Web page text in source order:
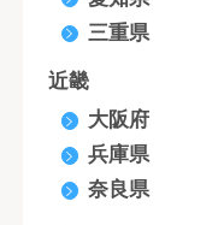
三重県
近畿
大阪府
兵庫県
奈良県